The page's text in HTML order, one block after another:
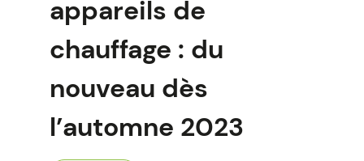
appareils de
chauffage : du
nouveau dès
l’automne 2023